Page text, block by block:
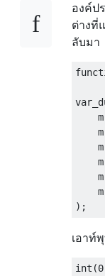
องค์ป
ต่างที่
ลับมา
    m
    m
    m
    m
    m
    m
);
เอาท์